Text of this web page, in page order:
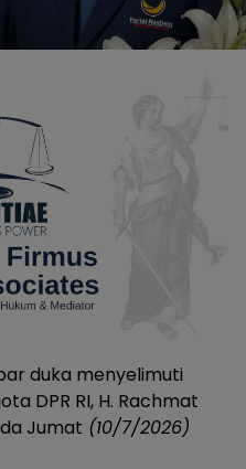
duka menyelimuti
DPR RI, H. Rachmat
Jumat (10/7/2026)